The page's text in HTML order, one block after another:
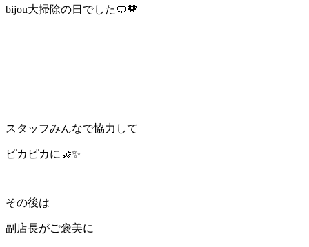
bijou大掃除の日でした🧼🧡
スタッフみんなで協力して
ピカピカに🤝✨
その後は
副店長がご褒美に